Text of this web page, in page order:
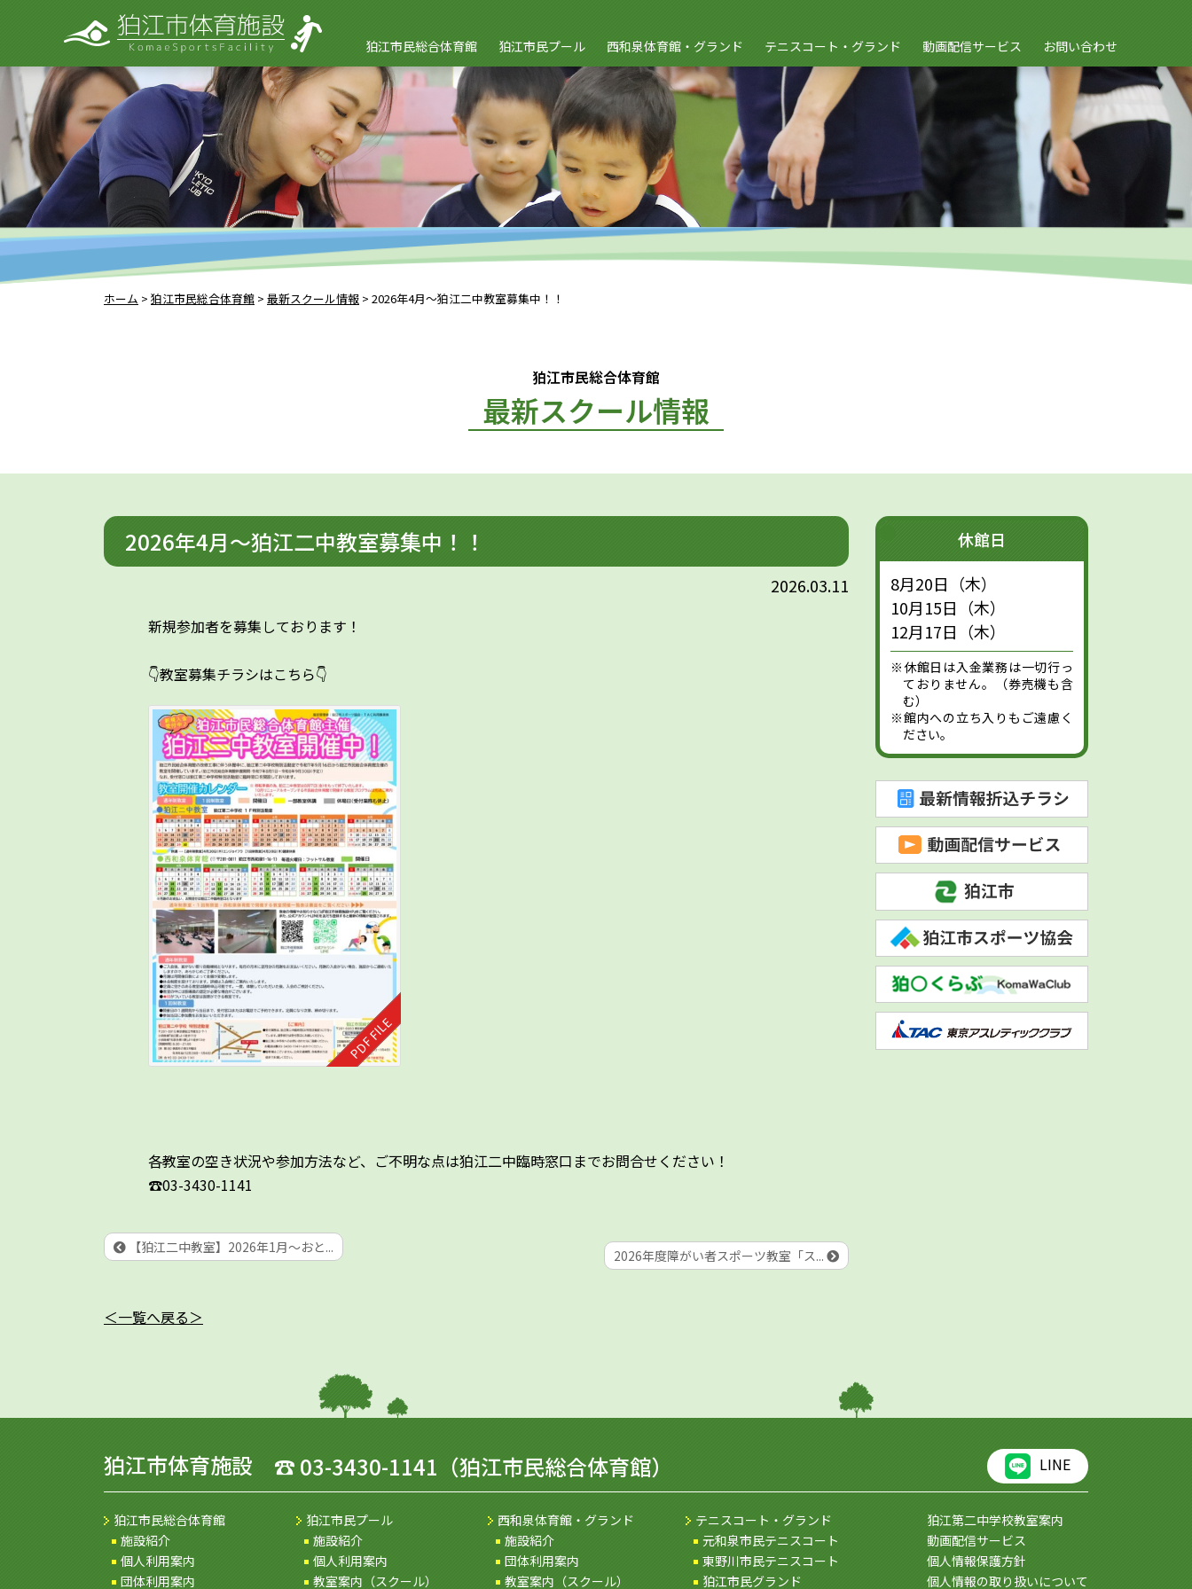
狛江市民総合体育館 狛江市民プール 西和泉体育館・グランド テニスコート・グランド 動画配信サービス お問い合わせ
ホーム > 狛江市民総合体育館 > 最新スクール情報 > 2026年4月～狛江二中教室募集中！！
狛江市民総合体育館
最新スクール情報
2026年4月～狛江二中教室募集中！！
2026.03.11
新規参加者を募集しております！
👇教室募集チラシはこちら👇
各教室の空き状況や参加方法など、ご不明な点は狛江二中臨時窓口までお問合せください！
☎03-3430-1141
【狛江二中教室】2026年1月～おと... 2026年度障がい者スポーツ教室「ス...
＜一覧へ戻る＞
休館日
8月20日（木）
10月15日（木）
12月17日（木）
※休館日は入金業務は一切行っ
ておりません。（券売機も含
む）
※館内への立ち入りもご遠慮く
ださい。
狛江市体育施設 ☎ 03-3430-1141 （狛江市民総合体育館） LINE
狛江市民総合体育館
施設紹介
個人利用案内
団体利用案内
狛江市民プール
施設紹介
個人利用案内
教室案内（スクール）
西和泉体育館・グランド
施設紹介
団体利用案内
教室案内（スクール）
テニスコート・グランド
元和泉市民テニスコート
東野川市民テニスコート
狛江市民グランド
狛江第二中学校教室案内
動画配信サービス
個人情報保護方針
個人情報の取り扱いについて